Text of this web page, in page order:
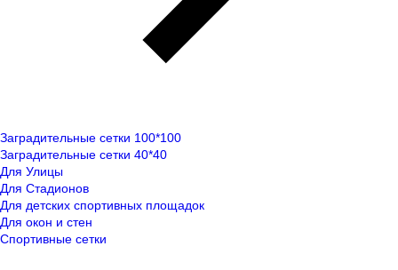
Заградительные сетки 100*100
Заградительные сетки 40*40
Для Улицы
Для Стадионов
Для детских спортивных площадок
Для окон и стен
Спортивные сетки